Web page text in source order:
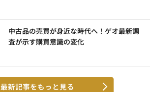
中古品の売買が身近な時代へ！ゲオ最新調
査が示す購買意識の変化
最新記事をもっと見る